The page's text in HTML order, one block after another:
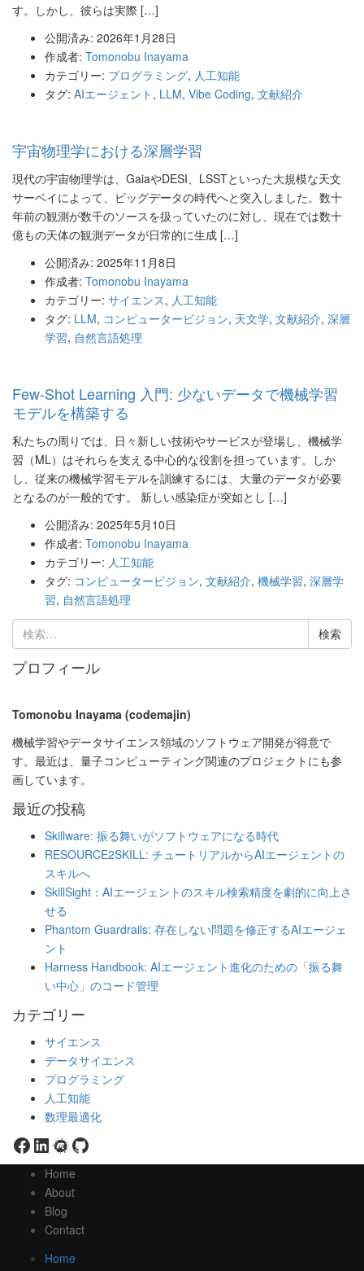
す。しかし、彼らは実際 […]
公開済み: 2026年1月28日
作成者: Tomonobu Inayama
カテゴリー: プログラミング, 人工知能
タグ: AIエージェント , LLM, Vibe Coding, 文献紹介
宇宙物理学における深層学習
現代の宇宙物理学は、GaiaやDESI、LSSTといった大規模な天文
サーベイによって、ビッグデータの時代へと突入しました。数十
年前の観測が数千のソースを扱っていたのに対し、現在では数十
億もの天体の観測データが日常的に生成 […]
公開済み: 2025年11月8日
作成者: Tomonobu Inayama
カテゴリー: サイエンス, 人工知能
タグ: LLM, コンピュータービジョン, 天文学, 文献紹介, 深層
学習, 自然言語処理
Few-Shot Learning 入門: 少ないデータで機械学習
モデルを構築する
私たちの周りでは、日々新しい技術やサービスが登場し、機械学
習（ML）はそれらを支える中心的な役割を担っています。しか
し、従来の機械学習モデルを訓練するには、大量のデータが必要
となるのが一般的です。 新しい感染症が突如とし […]
公開済み: 2025年5月10日
作成者: Tomonobu Inayama
カテゴリー: 人工知能
タグ: コンピュータービジョン, 文献紹介, 機械学習, 深層学
習, 自然言語処理
検
索:
プロフィール
Tomonobu Inayama (codemajin)
機械学習やデータサイエンス領域のソフトウェア開発が得意で
す。最近は、量子コンピューティング関連のプロジェクトにも参
画しています。
最近の投稿
Skillware: 振る舞いがソフトウェアになる時代
RESOURCE2SKILL: チュートリアルからAIエージェントの
スキルへ
SkillSight：AIエージェントのスキル検索精度を劇的に向上さ
せる
Phantom Guardrails: 存在しない問題を修正するAIエージェ
ント
Harness Handbook: AIエージェント進化のための「振る舞
い中心」のコード管理
カテゴリー
サイエンス
データサイエンス
プログラミング
人工知能
数理最適化
Facebook
LinkedIn
Meetup
GitHub
Home
About
Blog
Contact
Home